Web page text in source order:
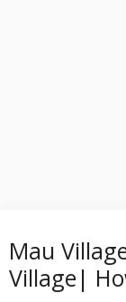
Mau
Village|